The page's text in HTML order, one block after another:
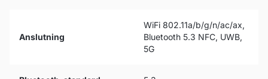
Anslutning
WiFi 802.11a/b/g/n/ac/ax,
Bluetooth 5.3 NFC, UWB,
5G